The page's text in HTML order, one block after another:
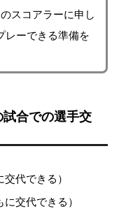
スコアラーに申し
レーできる準備を
合での選手交
代できる）
交代できる）